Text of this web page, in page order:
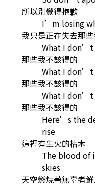
所以別覺得抱歉
I’m losing
我只是正在失去那
What I don’t
那些我不該得的
What I don’t
那些我不該得的
What I don’t
那些我不該得的
Here’s the
rise
這裡有生火的枯木
The blood of
skies
天空燃燒著無辜者